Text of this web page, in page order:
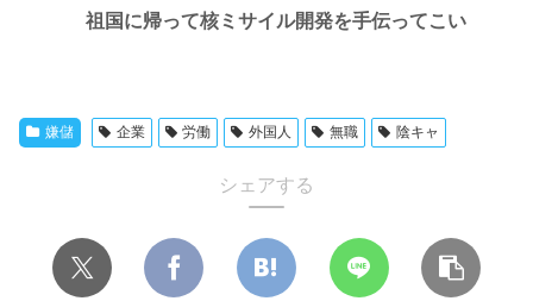
祖国に帰って核ミサイル開発を手伝ってこい
嫌儲 企業 労働 外国人 無職 陰キャ
シェアする